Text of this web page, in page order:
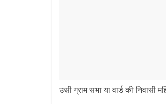
उसी ग्राम सभा या वार्ड की निवासी